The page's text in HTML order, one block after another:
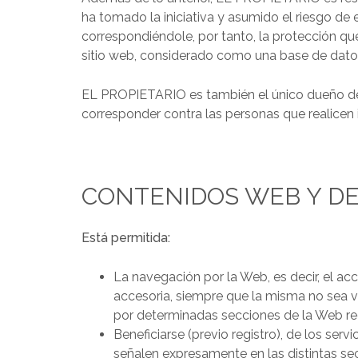
ha tomado la iniciativa y asumido el riesgo de
correspondiéndole, por tanto, la protección
sitio web, considerado como una base de
EL PROPIETARIO es también el único dueño
corresponder contra las personas que
CONTENIDOS WEB Y
Está permitida:
La navegación por la Web, es decir, el
accesoria, siempre que la misma no
por determinadas secciones de la Web
Beneficiarse (previo registro), de los
señalen expresamente en las distintas